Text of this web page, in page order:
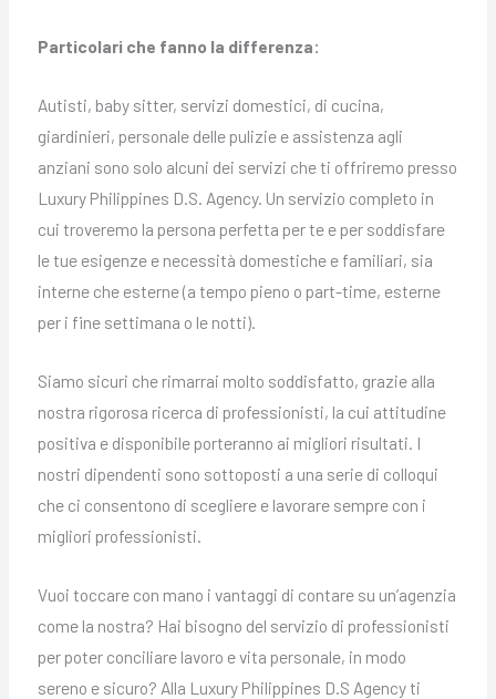
Particolari che fanno la differenza:
Autisti, baby sitter, servizi domestici, di cucina,
giardinieri, personale delle pulizie e assistenza agli
anziani sono solo alcuni dei servizi che ti offriremo presso
Luxury Philippines D.S. Agency. Un servizio completo in
cui troveremo la persona perfetta per te e per soddisfare
le tue esigenze e necessità domestiche e familiari, sia
interne che esterne (a tempo pieno o part-time, esterne
per i fine settimana o le notti).
Siamo sicuri che rimarrai molto soddisfatto, grazie alla
nostra rigorosa ricerca di professionisti, la cui attitudine
positiva e disponibile porteranno ai migliori risultati. I
nostri dipendenti sono sottoposti a una serie di colloqui
che ci consentono di scegliere e lavorare sempre con i
migliori professionisti.
Vuoi toccare con mano i vantaggi di contare su un’agenzia
come la nostra? Hai bisogno del servizio di professionisti
per poter conciliare lavoro e vita personale, in modo
sereno e sicuro? Alla Luxury Philippines D.S Agency ti